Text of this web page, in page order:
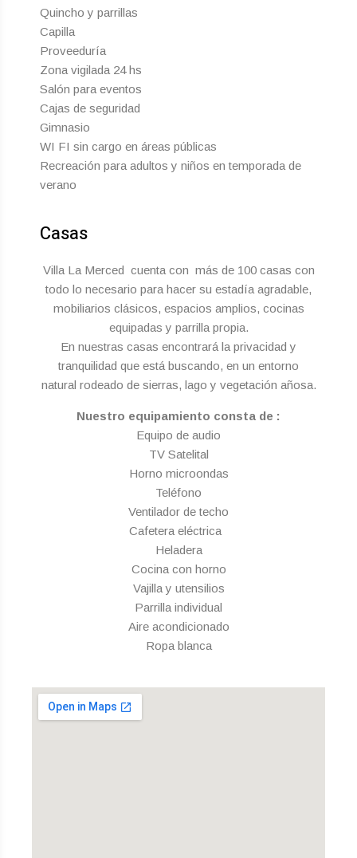
Quincho y parrillas
Capilla
Proveeduría
Zona vigilada 24 hs
Salón para eventos
Cajas de seguridad
Gimnasio
WI FI sin cargo en áreas públicas
Recreación para adultos y niños en temporada de
verano
Casas
Villa La Merced cuenta con más de 100 casas con
todo lo necesario para hacer su estadía agradable,
mobiliarios clásicos, espacios amplios, cocinas
equipadas y parrilla propia.
En nuestras casas encontrará la privacidad y
tranquilidad que está buscando, en un entorno
natural rodeado de sierras, lago y vegetación añosa.
Nuestro equipamiento consta de :
Equipo de audio
TV Satelital
Horno microondas
Teléfono
Ventilador de techo
Cafetera eléctrica
Heladera
Cocina con horno
Vajilla y utensilios
Parrilla individual
Aire acondicionado
Ropa blanca